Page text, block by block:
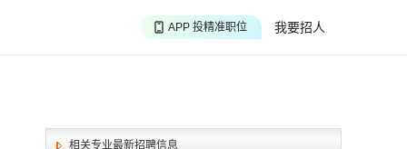
我要招人
APP 投精准职位
相关专业最新招聘信息